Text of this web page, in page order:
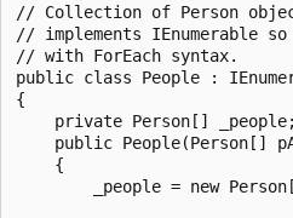
// Collection of Person
// implements IEnumerable
// with ForEach syntax.
public class People :
{
    private Person[] _people;
public People(Person[]
    {
_people = new